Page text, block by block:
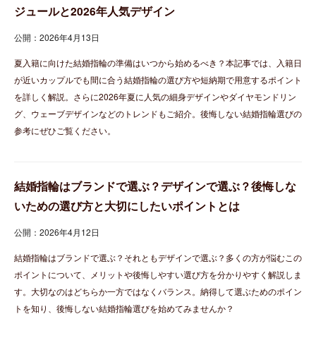
ジュールと2026年人気デザイン
公開：2026年4月13日
夏入籍に向けた結婚指輪の準備はいつから始めるべき？本記事では、入籍日
が近いカップルでも間に合う結婚指輪の選び方や短納期で用意するポイント
を詳しく解説。さらに2026年夏に人気の細身デザインやダイヤモンドリン
グ、ウェーブデザインなどのトレンドもご紹介。後悔しない結婚指輪選びの
参考にぜひご覧ください。
結婚指輪はブランドで選ぶ？デザインで選ぶ？後悔しな
いための選び方と大切にしたいポイントとは
公開：2026年4月12日
結婚指輪はブランドで選ぶ？それともデザインで選ぶ？多くの方が悩むこの
ポイントについて、メリットや後悔しやすい選び方を分かりやすく解説しま
す。大切なのはどちらか一方ではなくバランス。納得して選ぶためのポイン
トを知り、後悔しない結婚指輪選びを始めてみませんか？